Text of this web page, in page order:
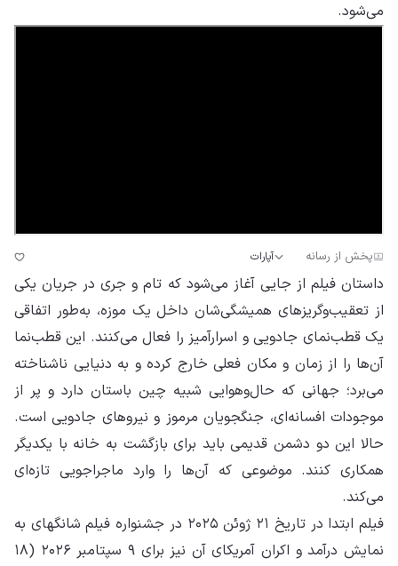
می‌شود.
پخش از رسانه آپارات
داستان فیلم از جایی آغاز می‌شود که تام و جری در جریان یکی
از تعقیب‌وگریزهای همیشگی‌شان داخل یک موزه، به‌طور اتفاقی
یک قطب‌نمای جادویی و اسرارآمیز را فعال می‌کنند. این قطب‌نما
آن‌ها را از زمان و مکان فعلی خارج کرده و به دنیایی ناشناخته
می‌برد؛ جهانی که حال‌وهوایی شبیه چین باستان دارد و پر از
موجودات افسانه‌ای، جنگجویان مرموز و نیروهای جادویی است.
حالا این دو دشمن قدیمی باید برای بازگشت به خانه با یکدیگر
همکاری کنند. موضوعی که آن‌ها را وارد ماجراجویی تازه‌ای
می‌کند.
فیلم ابتدا در تاریخ ۲۱ ژوئن ۲۰۲۵ در جشنواره فیلم شانگهای به
نمایش درآمد و اکران آمریکای آن نیز برای ۹ سپتامبر ۲۰۲۶ (۱۸